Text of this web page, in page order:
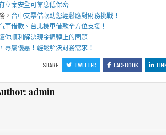
立案安全可靠息低保密
， 台中支票借款助您輕鬆應對財務挑戰！
車借款 、 台北機車借款全方位支援！
你順利解決現金週轉上的問題
，專屬優惠！輕鬆解決財務需求！
SHARE: TWITTER FACEBOOK
admin